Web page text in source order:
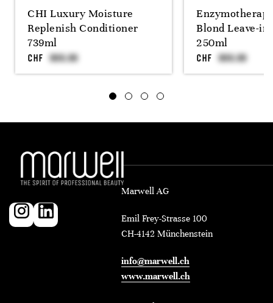
CHI Luxury Moisture
Replenish Conditioner
739ml
CHF
Blond Leave-in
250ml
CHF
Marwell AG
Emil Frey-Strasse 100
CH-4142 Münchenstein
info@marwell.ch
www.marwell.ch